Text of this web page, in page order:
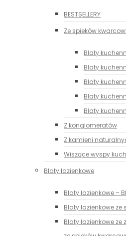
BESTSELLERY
Ze spieków
Blaty
Blaty
Blaty
Blaty
Blaty
Z konglomeratów
Z kamieni
Wiszące wyspy
Blaty łazienkowe
Blaty łazienkowe –
Blaty łazienkowe
Blaty łazienkowe